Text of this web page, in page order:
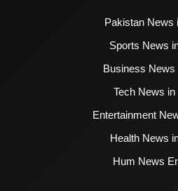
Pakistan News
Sports News
Business News
Tech News in
Entertainment
Health News
Hum News